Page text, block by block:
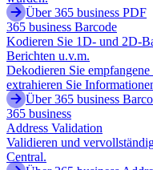
Über 365 business PDF
365 business Barcode
Kodieren Sie 1D- und 2D-
Berichten u.v.m.
Dekodieren Sie
extrahieren Sie
Über 365 business
365 business
Address Validation
Validieren und
Central.